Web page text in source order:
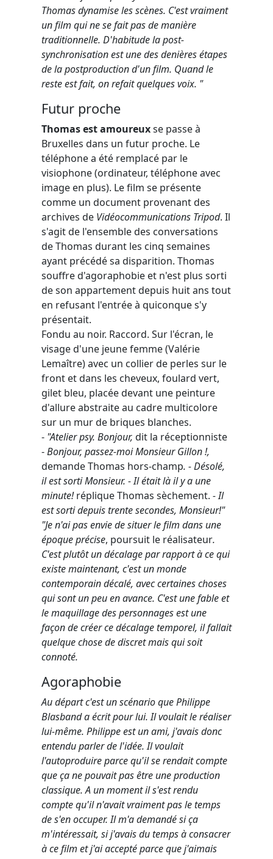
Thomas dynamise les scènes. C'est vraiment
un film qui ne se fait pas de manière
traditionnelle. D'habitude la post-
synchronisation est une des denières étapes
de la postproduction d'un film. Quand le
reste est fait, on refait quelques voix. "
Futur proche
Thomas est amoureuxse passe à
Bruxelles dans un futur proche. Le
téléphone a été remplacé par le
visiophone (ordinateur, téléphone avec
image en plus). Le film se présente
comme un document provenant des
archives de Vidéocommunications Tripod. Il
s'agit de l'ensemble des conversations
de Thomas durant les cinq semaines
ayant précédé sa disparition. Thomas
souffre d'agoraphobie et n'est plus sorti
de son appartement depuis huit ans tout
en refusant l'entrée à quiconque s'y
présentait.
Fondu au noir. Raccord. Sur l'écran, le
visage d'une jeune femme (Valérie
Lemaître) avec un collier de perles sur le
front et dans les cheveux, foulard vert,
gilet bleu, placée devant une peinture
d'allure abstraite au cadre multicolore
sur un mur de briques blanches.
- "Atelier psy. Bonjour, dit la réceptionniste
-Bonjour, passez-moi Monsieur Gillon !,
demande Thomas hors-champ. - Désolé,
il est sorti Monsieur. - Il était là il y a une
minute!réplique Thomas sèchement. - Il
est sorti depuis trente secondes, Monsieur!"
"Je n'ai pas envie de situer le film dans une
époque précise, poursuit le réalisateur.
C'est plutôt un décalage par rapport à ce qui
existe maintenant, c'est un monde
contemporain décalé, avec certaines choses
qui sont un peu en avance. C'est une fable et
le maquillage des personnages est une
façon de créer ce décalage temporel, il fallait
quelque chose de discret mais qui soit
connoté.
Agoraphobie
Au départ c'est un scénario que Philippe
Blasband a écrit pour lui. Il voulait le réaliser
lui-même. Philippe est un ami, j'avais donc
entendu parler de l'idée. Il voulait
l'autoproduire parce qu'il se rendait compte
que ça ne pouvait pas être une production
classique. A un moment il s'est rendu
compte qu'il n'avait vraiment pas le temps
de s'en occuper. Il m'a demandé si ça
m'intéressait, si j'avais du temps à consacrer
à ce film et j'ai accepté parce que j'aimais